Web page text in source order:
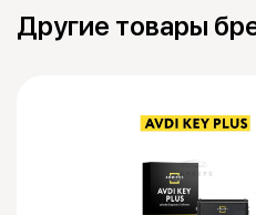
Другие товары